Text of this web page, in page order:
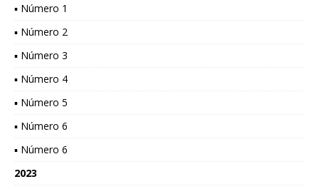
▪ Número 1
▪ Número 2
▪ Número 3
▪ Número 4
▪ Número 5
▪ Número 6
▪ Número 6
2023